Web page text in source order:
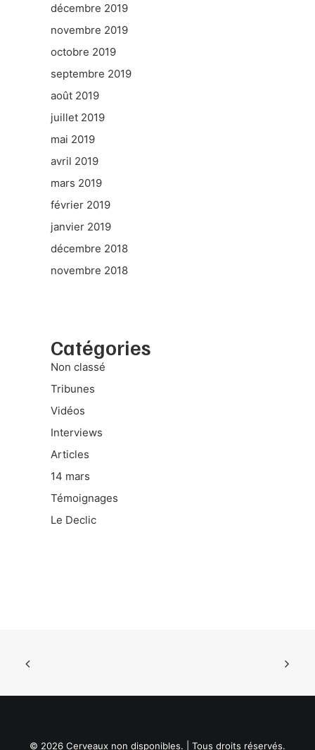
décembre 2019
novembre 2019
octobre 2019
septembre 2019
août 2019
juillet 2019
mai 2019
avril 2019
mars 2019
février 2019
janvier 2019
décembre 2018
novembre 2018
Catégories
Non classé
Tribunes
Vidéos
Interviews
Articles
14 mars
Témoignages
Le Declic
© 2026 Cerveaux non disponibles. | Tous droits réservés.